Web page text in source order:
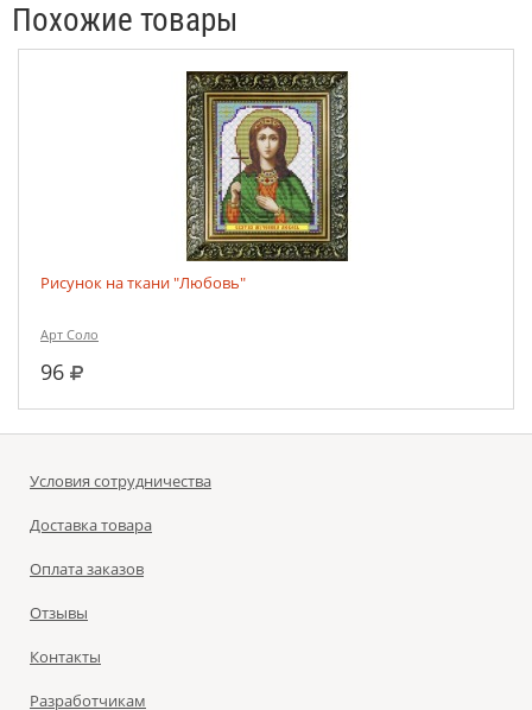
Похожие товары
Рисунок на ткани "Любовь"
Арт Соло
96 руб.
Условия сотрудничества
Доставка товара
Оплата заказов
Отзывы
Контакты
Разработчикам